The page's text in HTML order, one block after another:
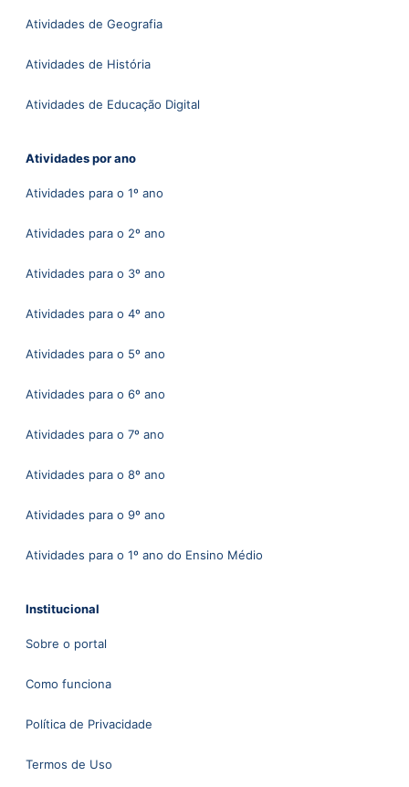
Atividades de Geografia
Atividades de História
Atividades de Educação Digital
Atividades por ano
Atividades para o 1º ano
Atividades para o 2º ano
Atividades para o 3º ano
Atividades para o 4º ano
Atividades para o 5º ano
Atividades para o 6º ano
Atividades para o 7º ano
Atividades para o 8º ano
Atividades para o 9º ano
Atividades para o 1º ano do Ensino Médio
Institucional
Sobre o portal
Como funciona
Política de Privacidade
Termos de Uso